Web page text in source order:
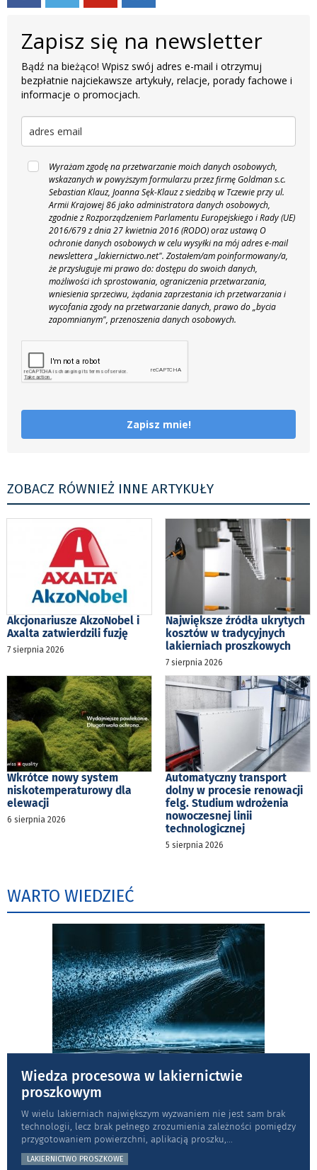
Zapisz się na newsletter
Bądź na bieżąco! Wpisz swój adres e-mail i otrzymuj
bezpłatnie najciekawsze artykuły, relacje, porady fachowe i
informacje o promocjach.
Wyrażam zgodę na przetwarzanie moich danych osobowych,
wskazanych w powyższym formularzu przez firmę Goldman s.c.
Sebastian Klauz, Joanna Sęk-Klauz z siedzibą w Tczewie przy ul.
Armii Krajowej 86 jako administratora danych osobowych,
zgodnie z Rozporządzeniem Parlamentu Europejskiego i Rady (UE)
2016/679 z dnia 27 kwietnia 2016 (RODO) oraz ustawą O
ochronie danych osobowych w celu wysyłki na mój adres e-mail
newslettera „lakiernictwo.net". Zostałem/am poinformowany/a,
że przysługuje mi prawo do: dostępu do swoich danych,
możliwości ich sprostowania, ograniczenia przetwarzania,
wniesienia sprzeciwu, żądania zaprzestania ich przetwarzania i
wycofania zgody na przetwarzanie danych, prawo do „bycia
zapomnianym", przenoszenia danych osobowych.
Zapisz mnie!
ZOBACZ RÓWNIEŻ INNE ARTYKUŁY
Akcjonariusze AkzoNobel i
Axalta zatwierdzili fuzję
7 sierpnia 2026
Największe źródła ukrytych
kosztów w tradycyjnych
lakierniach proszkowych
7 sierpnia 2026
Wkrótce nowy system
niskotemperaturowy dla
elewacji
6 sierpnia 2026
Automatyczny transport
dolny w procesie renowacji
felg. Studium wdrożenia
nowoczesnej linii
technologicznej
5 sierpnia 2026
WARTO WIEDZIEĆ
Wiedza procesowa w lakiernictwie
proszkowym
W wielu lakierniach największym wyzwaniem nie jest sam brak
technologii, lecz brak pełnego zrozumienia zależności pomiędzy
przygotowaniem powierzchni, aplikacją proszku,
LAKIERNICTWO PROSZKOWE